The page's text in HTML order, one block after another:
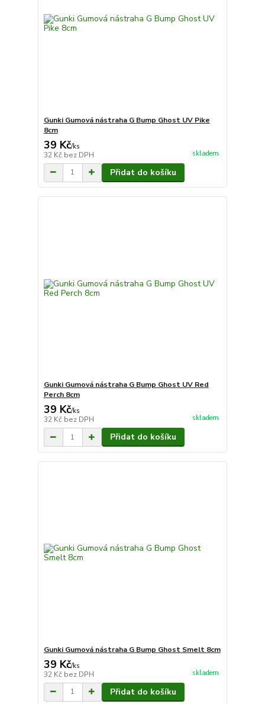
Gunki Gumová nástraha G Bump Ghost UV Pike
8cm
39 Kč/ks
32 Kč bez DPH skladem
Přidat do košíku
Gunki Gumová nástraha G Bump Ghost UV Red
Perch 8cm
39 Kč/ks
32 Kč bez DPH skladem
Přidat do košíku
Gunki Gumová nástraha G Bump Ghost Smelt 8cm
39 Kč/ks
32 Kč bez DPH skladem
Přidat do košíku